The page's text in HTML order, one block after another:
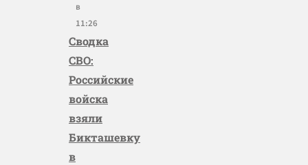
в
11:26
Сводка
СВО:
Российские
войска
взяли
Бикташевку
в